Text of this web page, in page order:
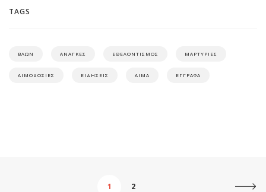
TAGS
ΒΛΩΝ ΑΝΑΓΚΕΣ ΕΘΕΛΟΝΤΙΣΜΟΣ ΜΑΡΤΥΡΙΕΣ
ΑΙΜΟΔΟΣΙΕΣ ΕΙΔΗΣΕΙΣ ΑΙΜΑ ΕΓΓΡΑΦΑ
1 2